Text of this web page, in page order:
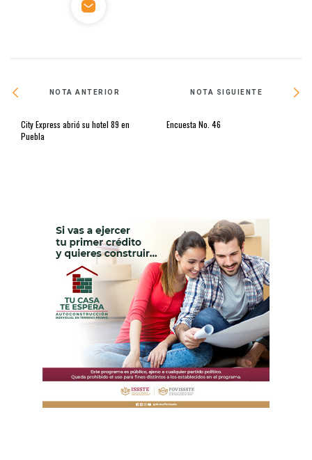
NOTA ANTERIOR
City Express abrió su hotel 89 en
Puebla
NOTA SIGUIENTE
Encuesta No. 46